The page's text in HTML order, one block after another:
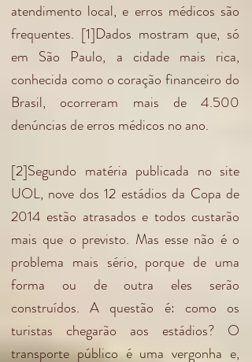
atendimento local, e erros médicos são
frequentes. [1]Dados mostram que, só
em São Paulo, a cidade mais rica,
conhecida como o coração financeiro do
Brasil, ocorreram mais de 4.500
denúncias de erros médicos no ano.
[2]Segundo matéria publicada no site
UOL, nove dos 12 estádios da Copa de
2014 estão atrasados e todos custarão
mais que o previsto. Mas esse não é o
problema mais sério, porque de uma
forma ou de outra eles serão
construídos. A questão é: como os
turistas chegarão aos estádios? O
transporte público é uma vergonha e,